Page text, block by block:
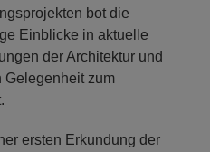
bot die
Einblicke in aktuelle
der Architektur und
Gelegenheit zum
ersten Erkundung der